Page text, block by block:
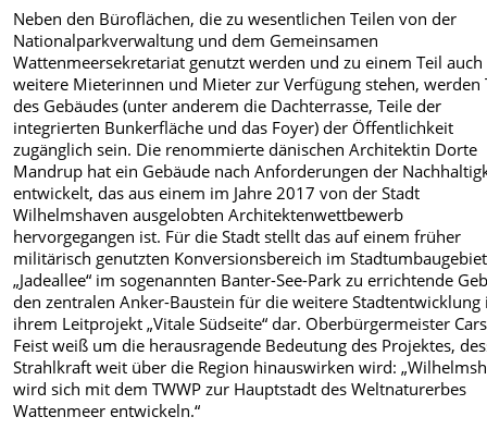
Neben den Büroflächen, die zu wesentlichen Teilen von der
Nationalparkverwaltung und dem Gemeinsamen
Wattenmeersekretariat genutzt werden und zu einem Teil
weitere Mieterinnen und Mieter zur Verfügung stehen, werden
des Gebäudes (unter anderem die Dachterrasse, Teile der
integrierten Bunkerfläche und das Foyer) der Öffentlichkeit
zugänglich sein. Die renommierte dänischen Architektin Dorte
Mandrup hat ein Gebäude nach Anforderungen der
entwickelt, das aus einem im Jahre 2017 von der Stadt
Wilhelmshaven ausgelobten Architektenwettbewerb
hervorgegangen ist. Für die Stadt stellt das auf einem früher
militärisch genutzten Konversionsbereich im Stadtumbaugebiet
„Jadeallee“ im sogenannten Banter-See-Park zu errichtende
den zentralen Anker-Baustein für die weitere Stadtentwicklung
ihrem Leitprojekt „Vitale Südseite“ dar. Oberbürgermeister
Feist weiß um die herausragende Bedeutung des Projektes,
Strahlkraft weit über die Region hinauswirken wird:
wird sich mit dem TWWP zur Hauptstadt des Weltnaturerbes
Wattenmeer entwickeln.“